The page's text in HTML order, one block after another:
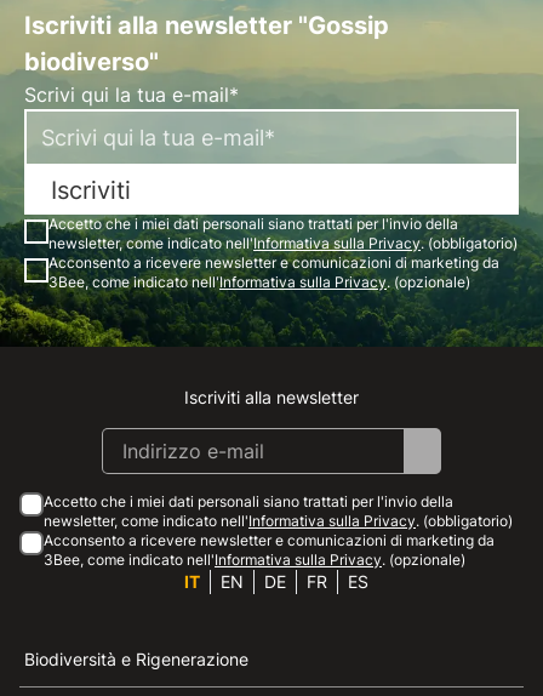
Iscriviti alla newsletter "Gossip
biodiverso"
Scrivi qui la tua e-mail*
Iscriviti
Accetto che i miei dati personali siano trattati per l'invio della
newsletter, come indicato nell'Informativa sulla Privacy. (obbligatorio)
Acconsento a ricevere newsletter e comunicazioni di marketing da
3Bee, come indicato nell'Informativa sulla Privacy. (opzionale)
Instagram
Facebook
Linkedin
Youtube
Iscriviti alla newsletter
Accetto che i miei dati personali siano trattati per l'invio della
newsletter, come indicato nell'Informativa sulla Privacy. (obbligatorio)
Acconsento a ricevere newsletter e comunicazioni di marketing da
3Bee, come indicato nell'Informativa sulla Privacy. (opzionale)
IT EN DE FR ES
Biodiversità e Rigenerazione